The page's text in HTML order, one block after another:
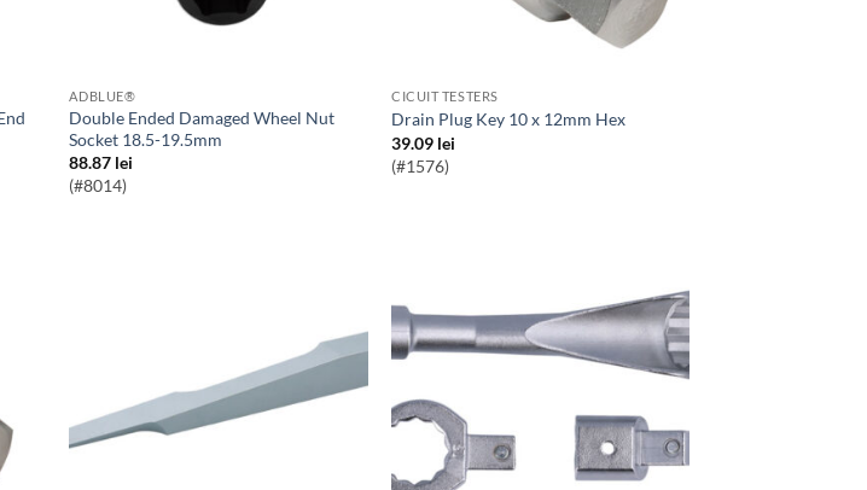
ADBLUE®
Double Ended Damaged Wheel Nut
Socket 18.5-19.5mm
88.87 lei
(#8014)
CICUIT TESTERS
Drain Plug Key 10 x 12mm Hex
39.09 lei
(#1576)